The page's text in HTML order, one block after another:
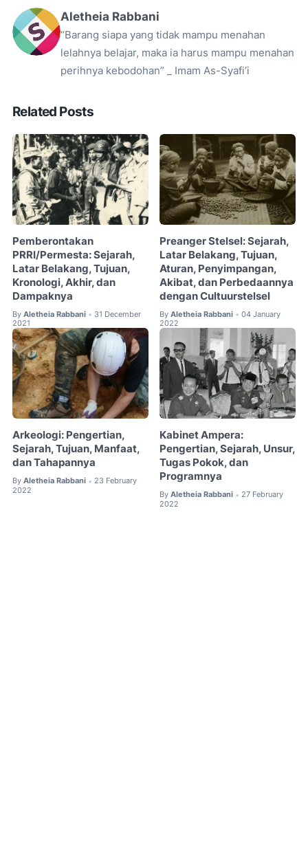
Aletheia Rabbani
“Barang siapa yang tidak mampu menahan
lelahnya belajar, maka ia harus mampu menahan
perihnya kebodohan” _ Imam As-Syafi’i
Related Posts
Pemberontakan
PRRI/Permesta: Sejarah,
Latar Belakang, Tujuan,
Kronologi, Akhir, dan
Dampaknya
By Aletheia Rabbani • 31 December
2021
Preanger Stelsel: Sejarah,
Latar Belakang, Tujuan,
Aturan, Penyimpangan,
Akibat, dan Perbedaannya
dengan Cultuurstelsel
By Aletheia Rabbani • 04 January
2022
Arkeologi: Pengertian,
Sejarah, Tujuan, Manfaat,
dan Tahapannya
By Aletheia Rabbani • 23 February
2022
Kabinet Ampera:
Pengertian, Sejarah, Unsur,
Tugas Pokok, dan
Programnya
By Aletheia Rabbani • 27 February
2022